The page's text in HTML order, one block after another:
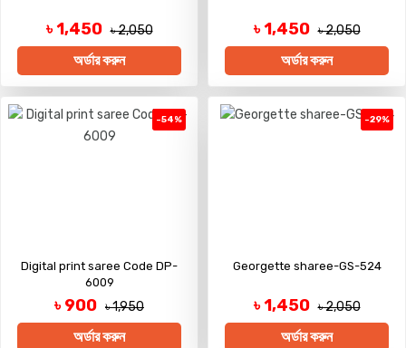
৳ 1,450 ৳ 2,050
অর্ডার করুন
৳ 1,450 ৳ 2,050
অর্ডার করুন
-54%
Digital print saree Code DP-
6009
৳ 900 ৳ 1,950
অর্ডার করুন
-29%
Georgette sharee-GS-524
৳ 1,450 ৳ 2,050
অর্ডার করুন